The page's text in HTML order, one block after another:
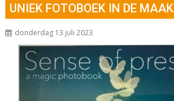
UNIEK FOTOBOEK IN DE MAAK
donderdag 13 juli 2023